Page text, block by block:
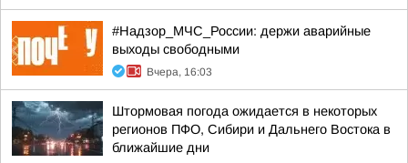
#Надзор_МЧС_России: держи аварийные
выходы свободными
Вчера, 16:03
Штормовая погода ожидается в некоторых
регионов ПФО, Сибири и Дальнего Востока в
ближайшие дни